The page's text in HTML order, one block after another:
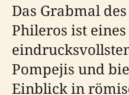
Das Grabmal
Phileros ist
Pompejis und
Einblick in